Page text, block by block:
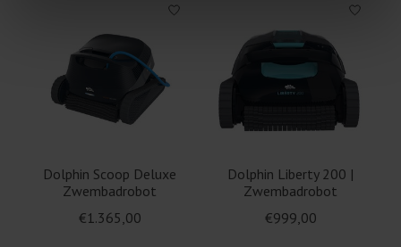
Dolphin Scoop Deluxe
Zwembadrobot
€1.365,00
Dolphin Liberty 200 |
Zwembadrobot
€999,00